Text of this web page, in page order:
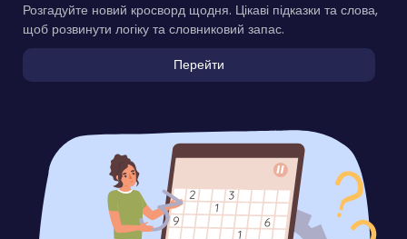
Розгадуйте новий кросворд щодня. Цікаві підказки та слова,
щоб розвинути логіку та словниковий запас.
Перейти